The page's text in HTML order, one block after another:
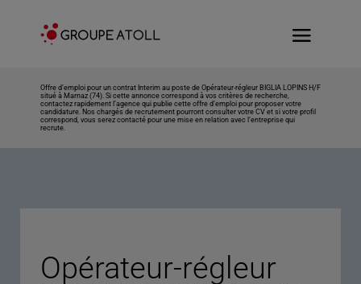
Offre d’emploi pour un contrat Interim au poste de Opérateur-régleur BIGLIA LOPINS H/F
situé à Marnaz (74). Si cette annonce correspond à vos critères de recherche,
contactez rapidement l’agence qui publie cette offre d’emploi pour proposer votre
candidature. Nos chargés de recrutement pourront consulter votre CV et si votre profil
correspond, vous serez contacté pour une mise en relation avec l’entreprise qui
recrute.
Opérateur-régleur